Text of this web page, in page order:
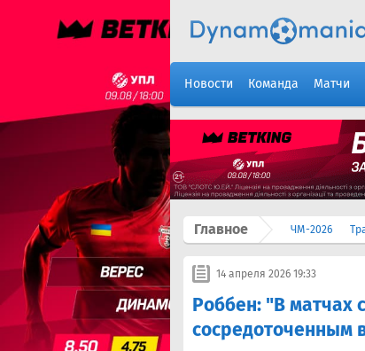
Новости Команда Матчи
Главное ЧМ-2026
14 апреля 2026 19:33
Роббен: "В матчах
сосредоточенным